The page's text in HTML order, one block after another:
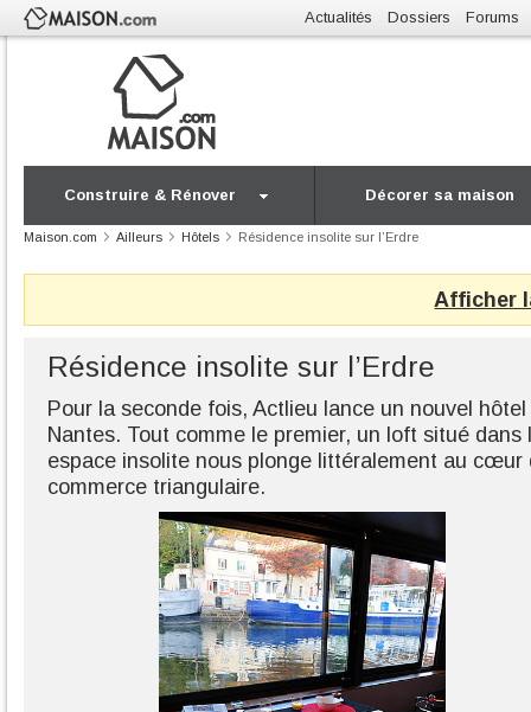
Actualités Dossiers Forums
Construire & Rénover Décorer sa maison
Maison.com Ailleurs Hôtels Résidence insolite sur l’Erdre
Afficher
Résidence insolite sur l’Erdre
Pour la seconde fois, Actlieu lance un nouvel
Nantes. Tout comme le premier, un loft situé
espace insolite nous plonge littéralement au cœur
commerce triangulaire.